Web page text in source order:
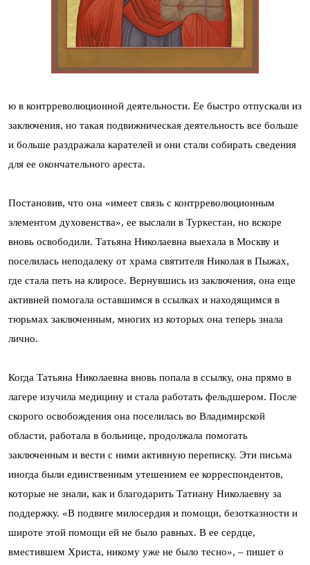
ю в контрреволюционной деятельности. Ее быстро отпускали из
заключения, но такая подвижническая деятельность все больше
и больше раздражала карателей и они стали собирать сведения
для ее окончательного ареста.
Постановив, что она «имеет связь с контрреволюционным
элементом духовенства», ее выслали в Туркестан, но вскоре
вновь освободили. Татьяна Николаевна выехала в Москву и
поселилась неподалеку от храма святителя Николая в Пыжах,
где стала петь на клиросе. Вернувшись из заключения, она еще
активней помогала оставшимся в ссылках и находящимся в
тюрьмах заключенным, многих из которых она теперь знала
лично.
Когда Татьяна Николаевна вновь попала в ссылку, она прямо в
лагере изучила медицину и стала работать фельдшером. После
скорого освобождения она поселилась во Владимирской
области, работала в больнице, продолжала помогать
заключенным и вести с ними активную переписку. Эти письма
иногда были единственным утешением ее корреспондентов,
которые не знали, как и благодарить Татиану Николаевну за
поддержку. «В подвиге милосердия и помощи, безотказности и
широте этой помощи ей не было равных. В ее сердце,
вместившем Христа, никому уже не было тесно», – пишет о